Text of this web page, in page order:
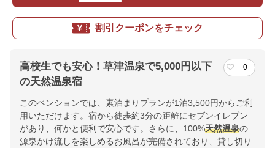
割引クーポンをチェック
高校生でも安心！草津温泉で5,000円以下
の天然温泉宿
0
このペンションでは、素泊まりプランが1泊3,500円からご利
用いただけます。宿から徒歩約3分の距離にセブンイレブン
があり、何かと便利で安心です。さらに、100%天然温泉の
源泉かけ流しを楽しめるお風呂が完備されており、貸し切り